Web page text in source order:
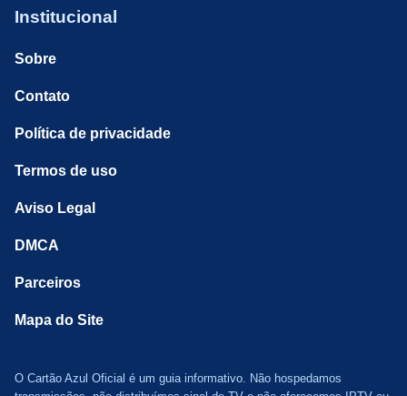
Institucional
Sobre
Contato
Política de privacidade
Termos de uso
Aviso Legal
DMCA
Parceiros
Mapa do Site
O Cartão Azul Oficial é um guia informativo. Não hospedamos